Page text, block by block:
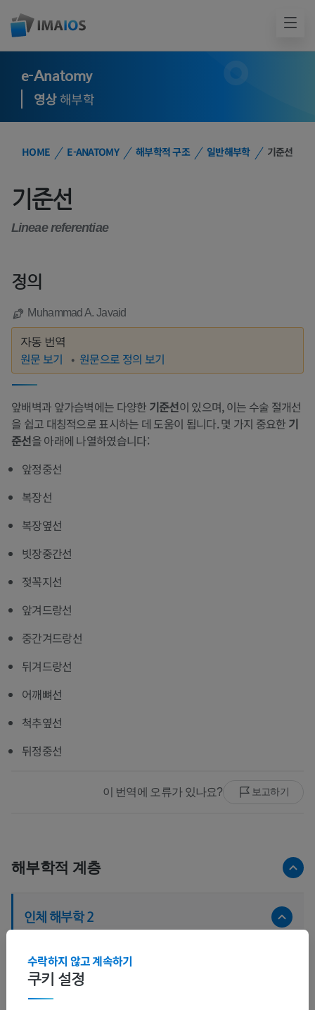
e-Anatomy
영상해부학
HOME E-ANATOMY 해부학적 구조 일반해부학 기준선
기준선
Lineae referentiae
정의
Muhammad A. Javaid
자동 번역
원문 보기 원문으로 정의 보기
앞배벽과 앞가슴벽에는 다양한 기준선이 있으며, 이는 수술 절개선
을 쉽고 대칭적으로 표시하는 데 도움이 됩니다. 몇 가지 중요한 기
준선을 아래에 나열하였습니다:
앞정중선
복장선
복장옆선
빗장중간선
젖꼭지선
앞겨드랑선
중간겨드랑선
뒤겨드랑선
어깨뼈선
척추옆선
뒤정중선
이 번역에 오류가 있나요? 보고하기
해부학적 계층
인체 해부학 2
하위 구조:
앞정중선
쿠키 설정
수락하지 않고 계속하기